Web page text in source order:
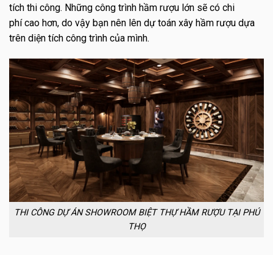
tích thi công. Những công trình hầm rượu lớn sẽ có chi
phí cao hơn, do vậy bạn nên lên dự toán xây hầm rượu dựa
trên diện tích công trình của mình.
THI CÔNG DỰ ÁN SHOWROOM BIỆT THỰ HẦM RƯỢU TẠI PHÚ
THỌ